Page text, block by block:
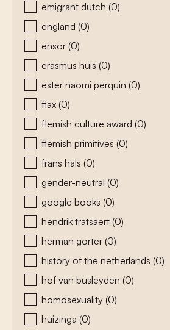
emigrant dutch (0)
england (0)
ensor (0)
erasmus huis (0)
ester naomi perquin (0)
flax (0)
flemish culture award (0)
flemish primitives (0)
frans hals (0)
gender-neutral (0)
google books (0)
hendrik tratsaert (0)
herman gorter (0)
history of the netherlands (0)
hof van busleyden (0)
homosexuality (0)
huizinga (0)